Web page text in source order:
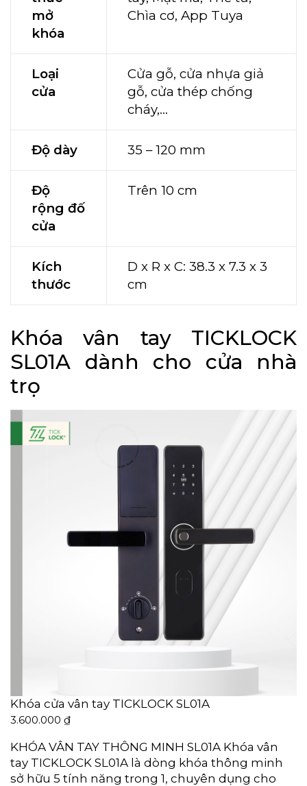
mở
khóa
Chìa cơ, App Tuya
Loại
cửa
Cửa gỗ, cửa nhựa giả
gỗ, cửa thép chống
cháy,…
Độ dày 35 – 120 mm
Độ
rộng đố
cửa
Trên 10 cm
Kích
thước
D x R x C: 38.3 x 7.3 x 3
cm
Khóa vân tay TICKLOCK
SL01A dành cho cửa nhà
trọ
Khóa cửa vân tay TICKLOCK SL01A
3.600.000 ₫
KHÓA VÂN TAY THÔNG MINH SL01A Khóa vân
tay TICKLOCK SL01A là dòng khóa thông minh
sở hữu 5 tính năng trong 1, chuyên dụng cho